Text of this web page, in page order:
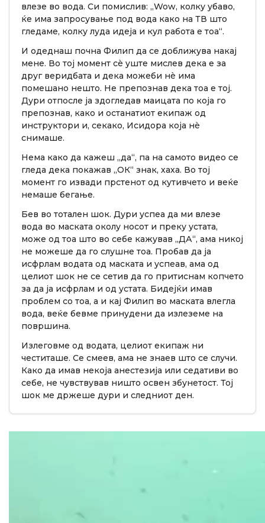
влезе во вода. Си помислив: „Wow, колку убаво,
ќе има запросување под вода како на ТВ што
гледаме, колку луда идеја и кул работа е тоа“.
И одеднаш почна Филип да се доближува накај
мене. Во тој момент сè уште мислев дека е за
друг веридбата и дека можеби нè има
помешано нешто. Не препознав дека тоа е тој.
Дури отпосле ја здогледав маицата по која го
препознав, како и останатиот екипаж од
инструктори и, секако, Исидора која нè
снимаше.
Нема како да кажеш „да“, па на самото видео се
гледа дека покажав „ОК“ знак, хаха. Во тој
момент го извади прстенот од кутивчето и веќе
немаше бегање.
Бев во тотален шок. Дури успеа да ми влезе
вода во маската околу носот и преку устата,
може од тоа што во себе кажував „ДА“, ама никој
не можеше да го слушне тоа. Пробав да ја
исфрлам водата од маската и успеав, ама од
целиот шок не се сетив да го притиснам копчето
за да ја исфрлам и од устата. Бидејќи имав
проблем со тоа, а и кај Филип во маската влегла
вода, веќе бевме принудени да излеземе на
површина.
Излеговме од водата, целиот екипаж ни
честиташе. Се смеев, ама не знаев што се случи.
Како да имав некоја анестезија или седативи во
себе, не чувствував ништо освен збунетост. Тој
шок ме држеше дури и следниот ден.